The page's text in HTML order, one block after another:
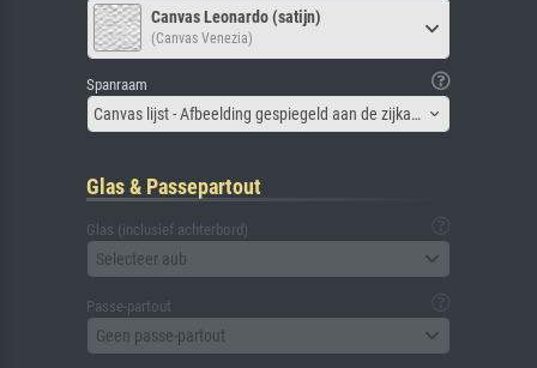
Canvas Leonardo (satijn)
(Canvas Venezia)
Spanraam
Canvas lijst - Afbeelding gespiegeld aan de zijkant
Glas & Passepartout
Glas (inclusief achterbord)
Selecteer aub
Passe-partout
Geen passe-partout